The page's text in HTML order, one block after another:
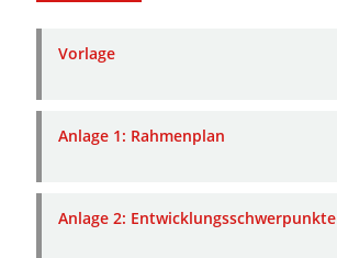
Vorlage
Anlage 1: Rahmenplan
Anlage 2: Entwicklungsschwerpunkte